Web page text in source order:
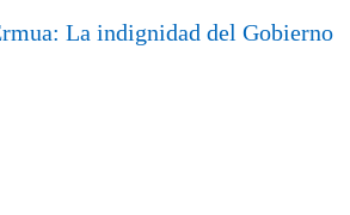
La indignidad del Gobierno